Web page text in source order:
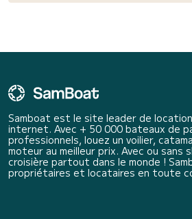
Samboat est le site leader de
internet. Avec + 50 000 bateaux de
professionnels, louez un voilier,
moteur au meilleur prix. Avec ou sans
croisière partout dans le monde !
propriétaires et locataires en toute